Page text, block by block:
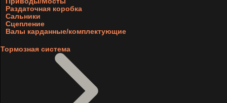
Раздаточная коробка
Сальники
Сцепление
Валы карданные/комплектующие
Тормозная система